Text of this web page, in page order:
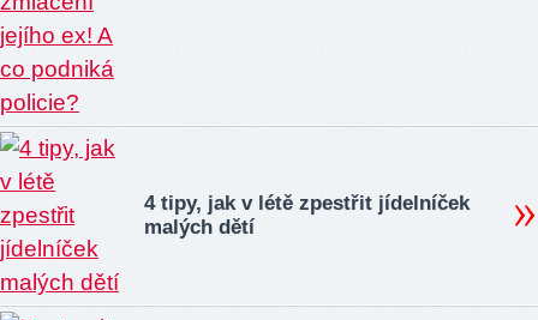
4 tipy, jak v létě zpestřit jídelníček
malých dětí